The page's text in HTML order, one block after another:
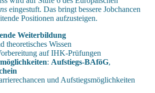
eingestuft. Das bringt bessere Jobchancen
Positionen aufzusteigen.
Weiterbildung
theoretisches Wissen
auf IHK-Prüfungen
: Aufstiegs-BAföG,
und Aufstiegsmöglichkeiten